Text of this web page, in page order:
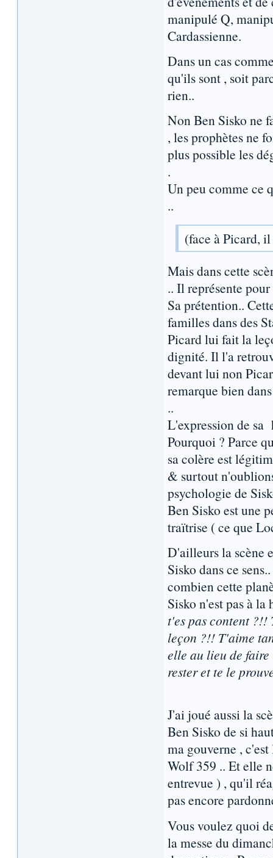
manipulé Q,
Cardassienne.
Dans un cas
qu'ils sont , soit
rien..
Non Ben Sisko ne
, les prophètes ne
plus possible les
.
Un peu comme ce
..
(face à Picard,
Mais dans cette
.. Il représente
Sa prétention..
familles dans des
Picard lui fait la
dignité. Il l'a
devant lui non
remarque bien
..
L'expression de sa
Pourquoi ? Parce
sa colère est
& surtout
psychologie de
Ben Sisko est une
traïtrise ( ce que
D'ailleurs la scène
Sisko dans ce
combien cette
Sisko n'est pas à la
t'es pas content ?!!
leçon ?!! T'aime
elle au lieu de
rester et te le
J'ai joué aussi la
Ben Sisko de si
ma gouverne ,
Wolf 359 .. Et elle
entrevue ) , qu'il
pas encore
Vous voulez quoi
la messe du